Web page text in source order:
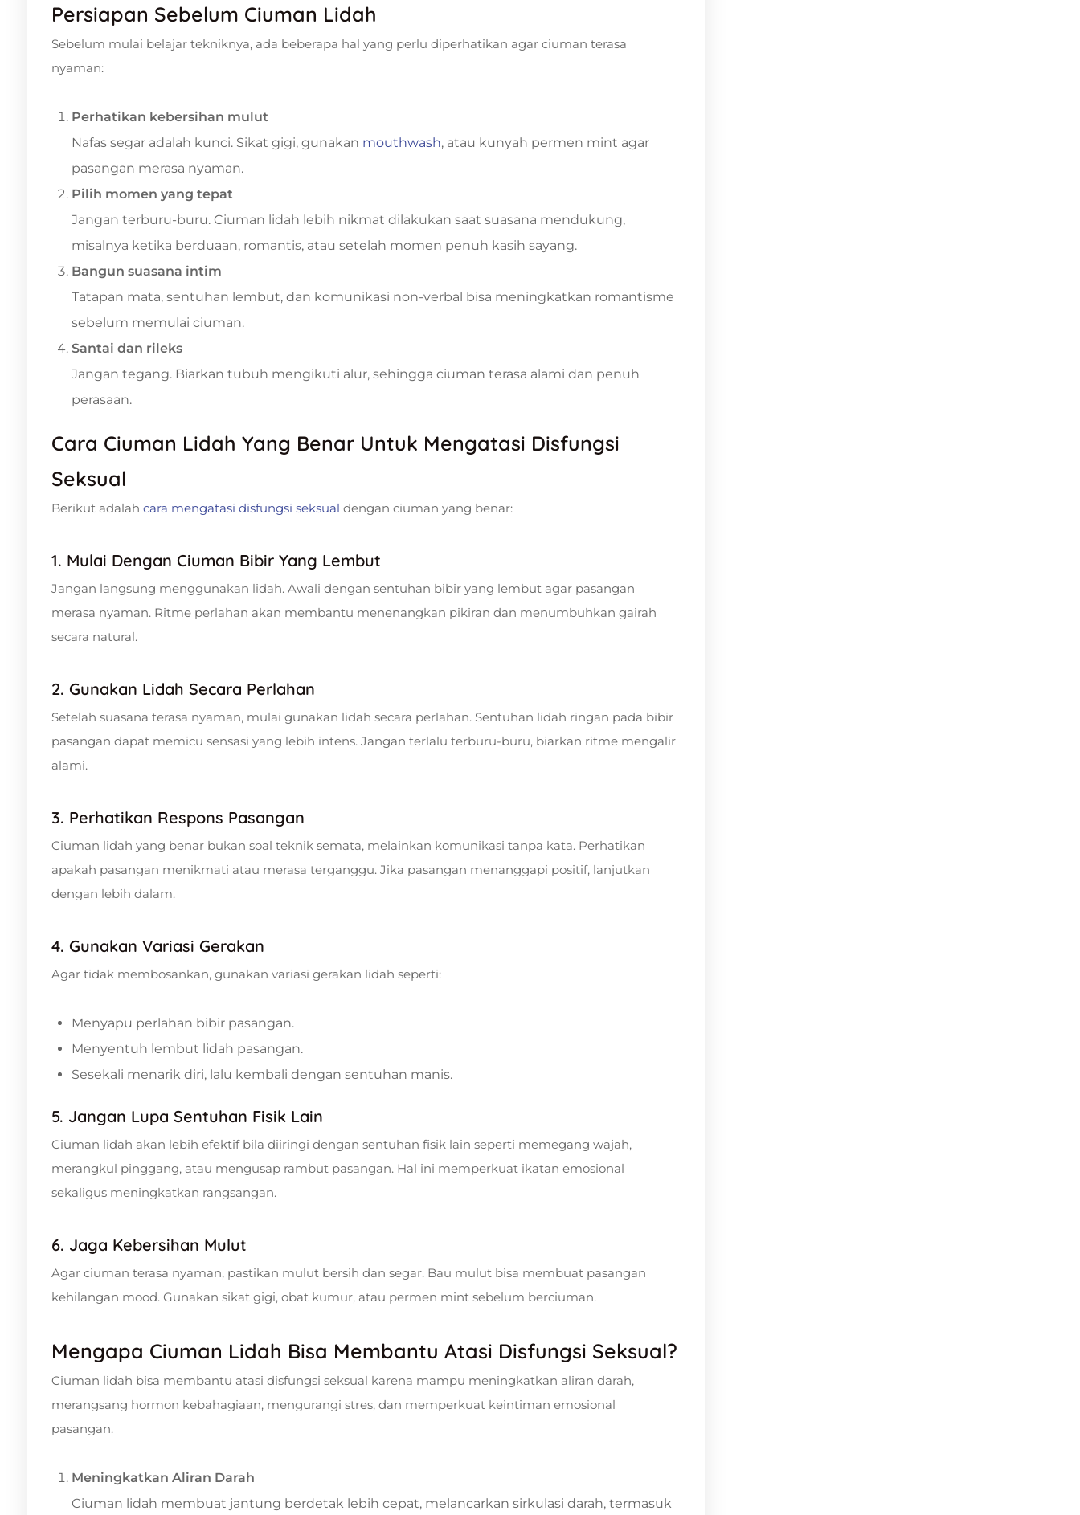
Persiapan Sebelum Ciuman Lidah
Sebelum mulai belajar tekniknya, ada beberapa hal yang perlu diperhatikan agar ciuman terasa
nyaman:
Perhatikan kebersihan mulut
Nafas segar adalah kunci. Sikat gigi, gunakan mouthwash, atau kunyah permen mint agar
pasangan merasa nyaman.
Pilih momen yang tepat
Jangan terburu-buru. Ciuman lidah lebih nikmat dilakukan saat suasana mendukung,
misalnya ketika berduaan, romantis, atau setelah momen penuh kasih sayang.
Bangun suasana intim
Tatapan mata, sentuhan lembut, dan komunikasi non-verbal bisa meningkatkan romantisme
sebelum memulai ciuman.
Santai dan rileks
Jangan tegang. Biarkan tubuh mengikuti alur, sehingga ciuman terasa alami dan penuh
perasaan.
Cara Ciuman Lidah Yang Benar Untuk Mengatasi Disfungsi
Seksual
Berikut adalah cara mengatasi disfungsi seksual dengan ciuman yang benar:
1. Mulai Dengan Ciuman Bibir Yang Lembut
Jangan langsung menggunakan lidah. Awali dengan sentuhan bibir yang lembut agar pasangan
merasa nyaman. Ritme perlahan akan membantu menenangkan pikiran dan menumbuhkan gairah
secara natural.
2. Gunakan Lidah Secara Perlahan
Setelah suasana terasa nyaman, mulai gunakan lidah secara perlahan. Sentuhan lidah ringan pada bibir
pasangan dapat memicu sensasi yang lebih intens. Jangan terlalu terburu-buru, biarkan ritme mengalir
alami.
3. Perhatikan Respons Pasangan
Ciuman lidah yang benar bukan soal teknik semata, melainkan komunikasi tanpa kata. Perhatikan
apakah pasangan menikmati atau merasa terganggu. Jika pasangan menanggapi positif, lanjutkan
dengan lebih dalam.
4. Gunakan Variasi Gerakan
Agar tidak membosankan, gunakan variasi gerakan lidah seperti:
Menyapu perlahan bibir pasangan.
Menyentuh lembut lidah pasangan.
Sesekali menarik diri, lalu kembali dengan sentuhan manis.
5. Jangan Lupa Sentuhan Fisik Lain
Ciuman lidah akan lebih efektif bila diiringi dengan sentuhan fisik lain seperti memegang wajah,
merangkul pinggang, atau mengusap rambut pasangan. Hal ini memperkuat ikatan emosional
sekaligus meningkatkan rangsangan.
6. Jaga Kebersihan Mulut
Agar ciuman terasa nyaman, pastikan mulut bersih dan segar. Bau mulut bisa membuat pasangan
kehilangan mood. Gunakan sikat gigi, obat kumur, atau permen mint sebelum berciuman.
Mengapa Ciuman Lidah Bisa Membantu Atasi Disfungsi Seksual?
Ciuman lidah bisa membantu atasi disfungsi seksual karena mampu meningkatkan aliran darah,
merangsang hormon kebahagiaan, mengurangi stres, dan memperkuat keintiman emosional
pasangan.
Meningkatkan Aliran Darah
Ciuman lidah membuat jantung berdetak lebih cepat, melancarkan sirkulasi darah, termasuk